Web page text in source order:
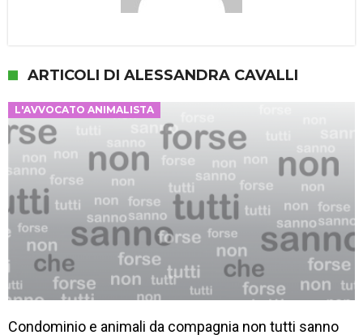
ARTICOLI DI ALESSANDRA CAVALLI
L'AVVOCATO ANIMALISTA
Condominio e animali da compagnia non tutti sanno